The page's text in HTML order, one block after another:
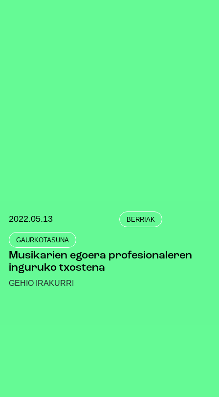
2022.05.13 BERRIAK
GAURKOTASUNA
Musikarien egoera profesionaleren
inguruko txostena
GEHIO IRAKURRI